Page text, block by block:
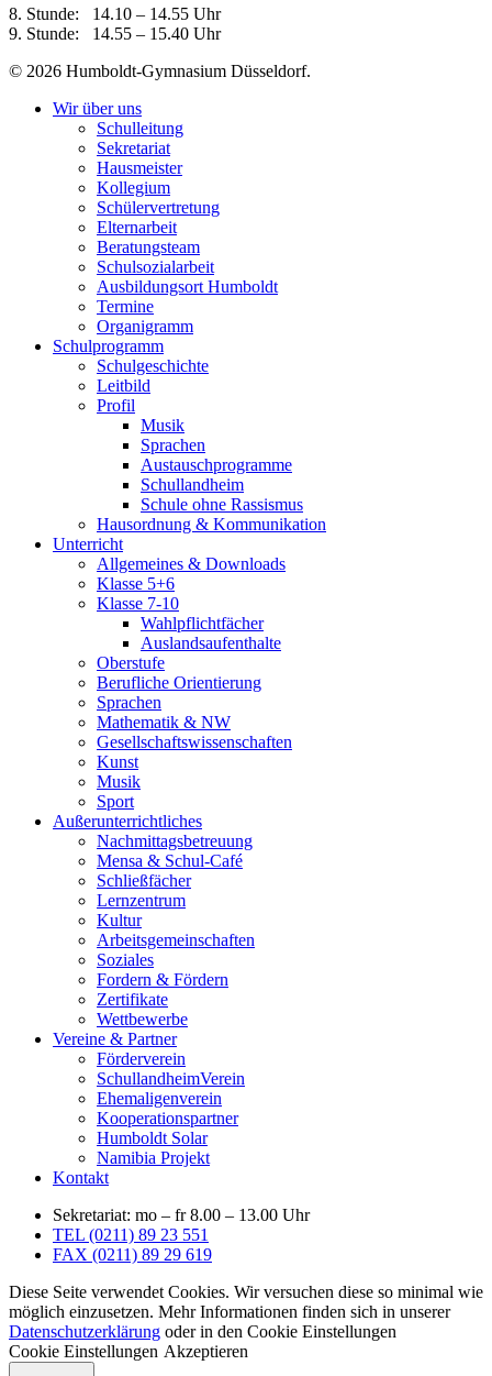
8. Stunde: 14.10 – 14.55 Uhr
9. Stunde: 14.55 – 15.40 Uhr
© 2026 Humboldt-Gymnasium Düsseldorf.
Wir über uns
Schulleitung
Sekretariat
Hausmeister
Kollegium
Schülervertretung
Elternarbeit
Beratungsteam
Schulsozialarbeit
Ausbildungsort Humboldt
Termine
Organigramm
Schulprogramm
Schulgeschichte
Leitbild
Profil
Musik
Sprachen
Austauschprogramme
Schullandheim
Schule ohne Rassismus
Hausordnung & Kommunikation
Unterricht
Allgemeines & Downloads
Klasse 5+6
Klasse 7-10
Wahlpflichtfächer
Auslandsaufenthalte
Oberstufe
Berufliche Orientierung
Sprachen
Mathematik & NW
Gesellschaftswissenschaften
Kunst
Musik
Sport
Außerunterrichtliches
Nachmittagsbetreuung
Mensa & Schul-Café
Schließfächer
Lernzentrum
Kultur
Arbeitsgemeinschaften
Soziales
Fordern & Fördern
Zertifikate
Wettbewerbe
Vereine & Partner
Förderverein
SchullandheimVerein
Ehemaligenverein
Kooperationspartner
Humboldt Solar
Namibia Projekt
Kontakt
Sekretariat: mo – fr 8.00 – 13.00 Uhr
TEL (0211) 89 23 551
FAX (0211) 89 29 619
Diese Seite verwendet Cookies. Wir versuchen diese so minimal wie
möglich einzusetzen. Mehr Informationen finden sich in unserer
Datenschutzerklärung oder in den Cookie Einstellungen
Cookie Einstellungen Akzeptieren